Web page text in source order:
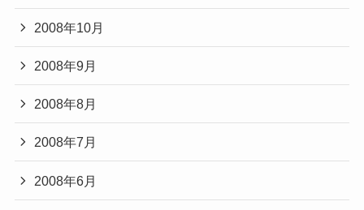
2008年10月
2008年9月
2008年8月
2008年7月
2008年6月